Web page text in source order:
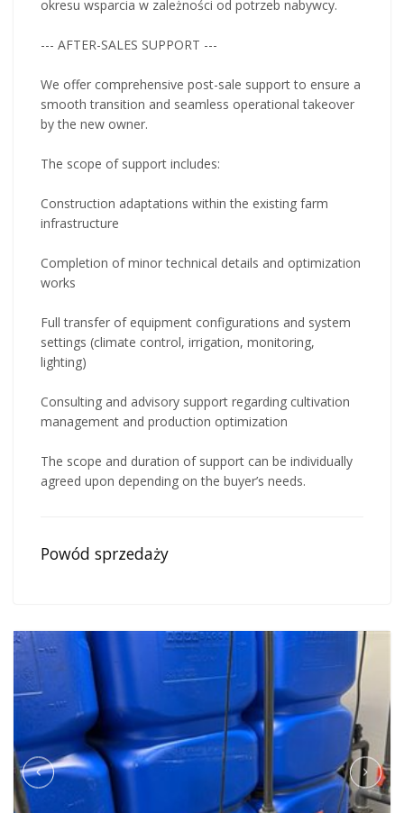
okresu wsparcia w zależności od potrzeb nabywcy.
--- AFTER-SALES SUPPORT ---
We offer comprehensive post-sale support to ensure a
smooth transition and seamless operational takeover
by the new owner.
The scope of support includes:
Construction adaptations within the existing farm
infrastructure
Completion of minor technical details and optimization
works
Full transfer of equipment configurations and system
settings (climate control, irrigation, monitoring,
lighting)
Consulting and advisory support regarding cultivation
management and production optimization
The scope and duration of support can be individually
agreed upon depending on the buyer’s needs.
Powód sprzedaży